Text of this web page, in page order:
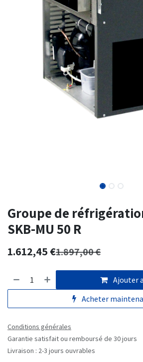
Groupe de
SKB-MU 50 R
1.612,45€1.897,00€
Ajouter
Acheter
Conditions générales
Garantie satisfait ou remboursé de 30 jours
Livraison : 2-3 jours ouvrables